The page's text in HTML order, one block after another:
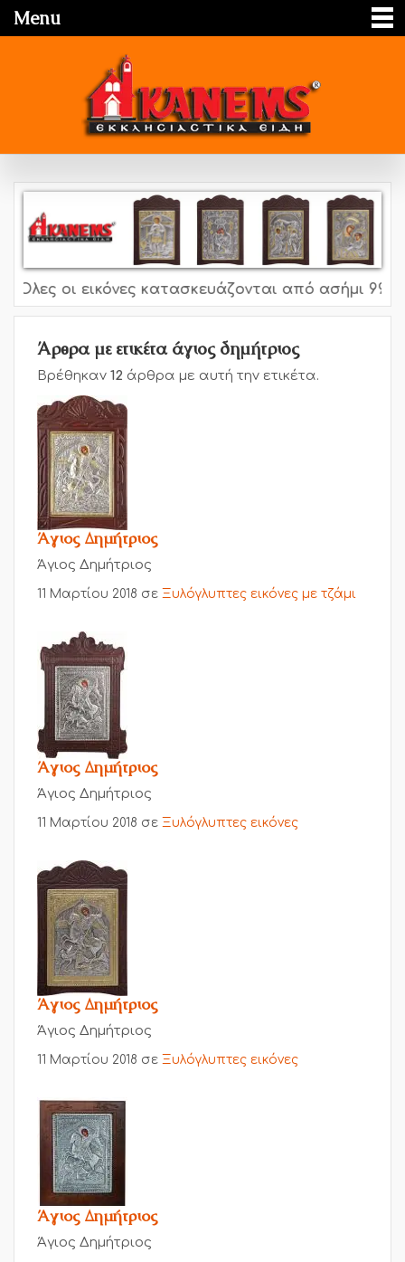
Menu
οι εικόνες κατασκευάζονται από ασήμι 995o,
Άρθρα με ετικέτα άγιος δημήτριος
Βρέθηκαν 12 άρθρα με αυτή την ετικέτα.
Άγιος Δημήτριος
Άγιος Δημήτριος
11 Μαρτίου 2018 σε Ξυλόγλυπτες εικόνες με τζάμι
Άγιος Δημήτριος
Άγιος Δημήτριος
11 Μαρτίου 2018 σε Ξυλόγλυπτες εικόνες
Άγιος Δημήτριος
Άγιος Δημήτριος
11 Μαρτίου 2018 σε Ξυλόγλυπτες εικόνες
Άγιος Δημήτριος
Άγιος Δημήτριος